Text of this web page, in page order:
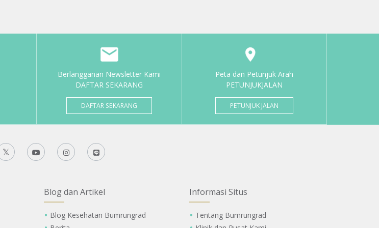
Berlangganan Newsletter Kami
DAFTAR SEKARANG
DAFTAR SEKARANG
Peta dan Petunjuk Arah
PETUNJUKJALAN
PETUNJUK JALAN
Blog dan Artikel
Blog Kesehatan Bumrungrad
Informasi Situs
Tentang Bumrungrad